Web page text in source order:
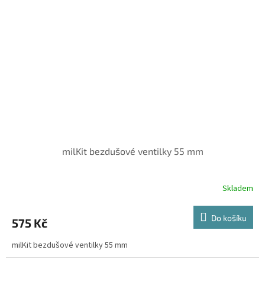
milKit bezdušové ventilky 55 mm
Skladem
575 Kč Do košíku
milKit bezdušové ventilky 55 mm